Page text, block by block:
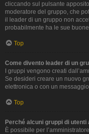
cliccando sul pulsante
moderatore del gruppo, che
il leader di un gruppo non
probabilmente ha le sue
Top
Come divento leader di un
I gruppi vengono creati
Se desideri creare un nuovo
elettronica o con un
Top
Perché alcuni gruppi di
È possibile per